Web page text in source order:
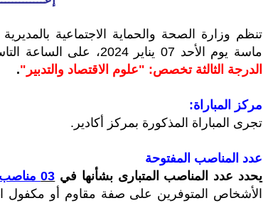
تنظم وزارة الصحة والحماية الاجتماعية
ماسة يوم الأحد 07 يناير 2024، على الساعة التاسعة صباحا
الدرجة الثالثة تخصص: "علوم الاقتصاد والتدبير".
مركز المباراة:
تجرى المباراة المذكورة بمركز أكادير.
عدد المناصب المفتوحة
يحدد عدد المناصب المتبارى بشأنها في 03